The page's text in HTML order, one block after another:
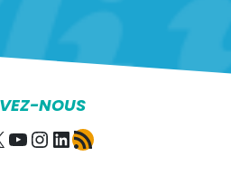
NOUS
YouTube
Instagram
LinkedIn
Flux RSS